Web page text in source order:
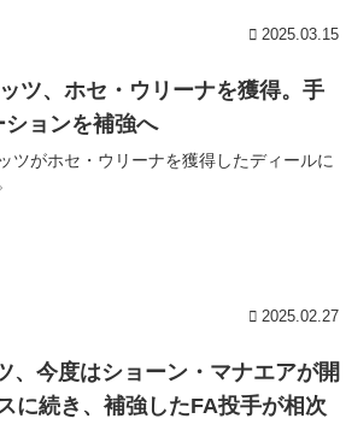
2025.03.15
ツ、ホセ・ウリーナを獲得。手
ョンを補強へ
ツがホセ・ウリーナを獲得したディールに
2025.02.27
、今度はショーン・マナエアが開
に続き、補強したFA投手が相次